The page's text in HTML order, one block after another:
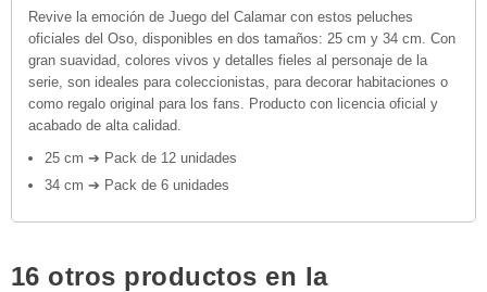
Revive la emoción de Juego del Calamar con estos peluches
oficiales del Oso, disponibles en dos tamaños: 25 cm y 34 cm. Con
gran suavidad, colores vivos y detalles fieles al personaje de la
serie, son ideales para coleccionistas, para decorar habitaciones o
como regalo original para los fans. Producto con licencia oficial y
acabado de alta calidad.
25 cm ➔ Pack de 12 unidades
34 cm ➔ Pack de 6 unidades
16 otros productos en la